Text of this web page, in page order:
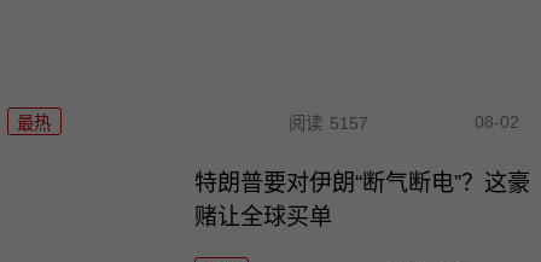
最热 阅读 5157 08-02
特朗普要对伊朗“断气断电”？这豪
赌让全球买单